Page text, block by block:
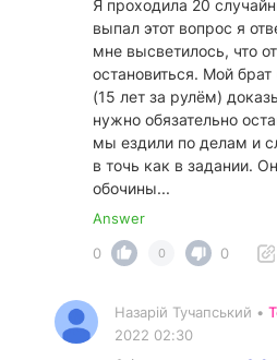
Я проходила 20
выпал этот вопрос я
мне высветилось, что
остановиться. Мой
(15 лет за рулём)
нужно обязательно
мы ездили по делам и
в точь как в задании.
обочины...
Answer
0
0 0
Назарій Тучапський •
2022 02:30